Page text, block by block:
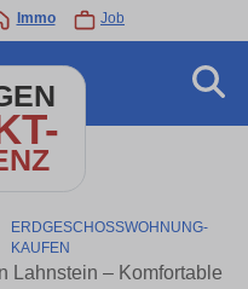
Immo Job
ERDGESCHOSSWOHNUNG-
KAUFEN
Lahnstein – Komfortable